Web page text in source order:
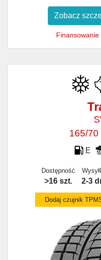
Zobacz
Finansowanie
165/70
E
Dostępność
>16 szt. 2-3
Dodaj czujnik